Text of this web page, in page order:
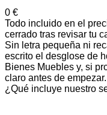
0 €
Todo incluido en el
cerrado tras revisar tu
Sin letra pequeña ni
escrito el desglose de
Bienes Muebles y, si
claro antes de empezar.
¿Qué incluye nuestro